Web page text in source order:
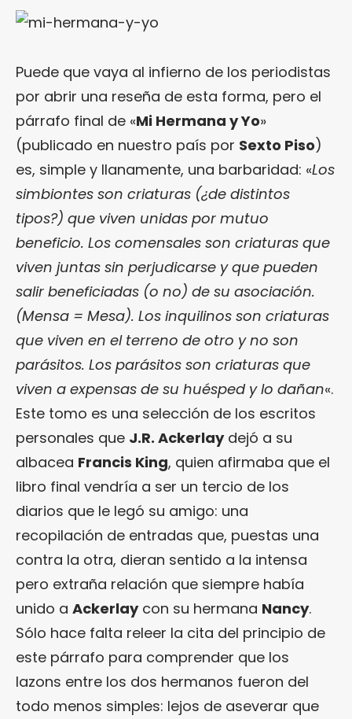
Puede que vaya al infierno de los periodistas
por abrir una reseña de esta forma, pero el
párrafo final de «Mi Hermana y Yo»
(publicado en nuestro país por Sexto Piso)
es, simple y llanamente, una barbaridad: «Los
simbiontes son criaturas (¿de distintos
tipos?) que viven unidas por mutuo
beneficio. Los comensales son criaturas que
viven juntas sin perjudicarse y que pueden
salir beneficiadas (o no) de su asociación.
(Mensa = Mesa). Los inquilinos son criaturas
que viven en el terreno de otro y no son
parásitos. Los parásitos son criaturas que
viven a expensas de su huésped y lo dañan«.
Este tomo es una selección de los escritos
personales que J.R. Ackerlaydejó a su
albacea Francis King, quien afirmaba que el
libro final vendría a ser un tercio de los
diarios que le legó su amigo: una
recopilación de entradas que, puestas una
contra la otra, dieran sentido a la intensa
pero extraña relación que siempre había
unido a Ackerlaycon su hermana Nancy.
Sólo hace falta releer la cita del principio de
este párrafo para comprender que los
lazons entre los dos hermanos fueron del
todo menos simples: lejos de aseverar que